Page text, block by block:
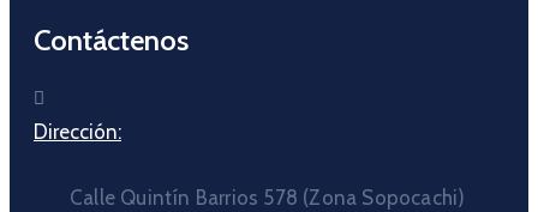
Contáctenos
Dirección:
Calle Quintín Barrios 578 (Zona Sopocachi)